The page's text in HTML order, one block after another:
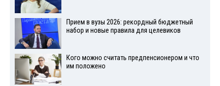
Прием в вузы 2026: рекордный бюджетный
набор и новые правила для целевиков
Кого можно считать предпенсионером и что
им положено